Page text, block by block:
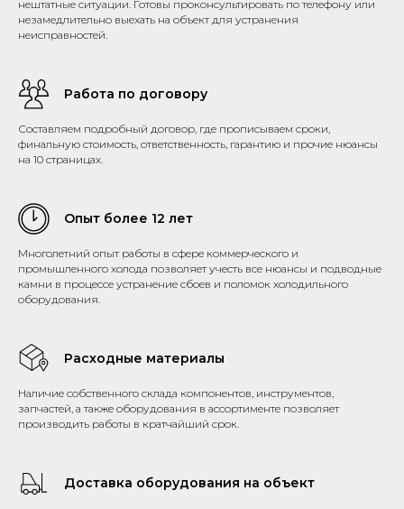
нештатные ситуации. Готовы проконсультировать по телефону или
незамедлительно выехать на объект для устранения
неисправностей.
Работа по договору
Составляем подробный договор, где прописываем сроки,
финальную стоимость, ответственность, гарантию и прочие нюансы
на 10 страницах.
Опыт более 12 лет
Многолетний опыт работы в сфере коммерческого и
промышленного холода позволяет учесть все нюансы и подводные
камни в процессе устранение сбоев и поломок холодильного
оборудования.
Расходные материалы
Наличие собственного склада компонентов, инструментов,
запчастей, а также оборудования в ассортименте позволяет
производить работы в кратчайший срок.
Доставка оборудования на объект